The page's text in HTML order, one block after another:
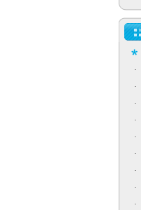
·
·
·
·
·
·
·
·
·